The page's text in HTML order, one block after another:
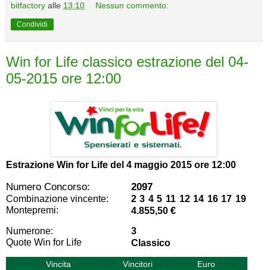
bitfactory alle 13:10 Nessun commento:
Condividi
Win for Life classico estrazione del 04-
05-2015 ore 12:00
Estrazione Win for Life del 4 maggio 2015 ore 12:00
Numero Concorso: 2097
Combinazione vincente:
2 3 4 5 11 12 14 16 17 19
Montepremi:
4.855,50 €
Numerone:
3
Quote Win for Life
Classico
Vincita Vincitori
Euro